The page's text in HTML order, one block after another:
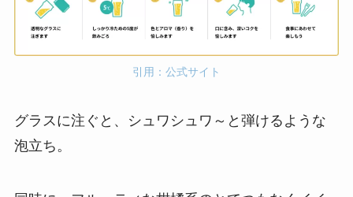
引用：公式サイト
グラスに注ぐと、シュワシュワ～と弾けるような
泡立ち。